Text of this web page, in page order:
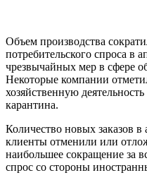
Объем производства
потребительского спроса в
чрезвычайных мер в сфере
Некоторые компании
хозяйственную
карантина.
Количество новых заказов в
клиенты отменили или
наибольшее сокращение за
спрос со стороны